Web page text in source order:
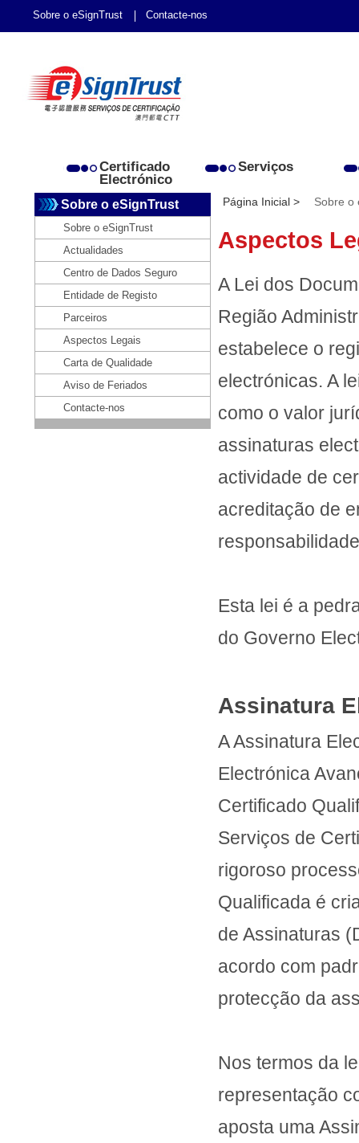
Sobre o eSignTrust Contacte-nos
Certificado
Electrónico
Serviços
Sobre o eSignTrust
Sobre o eSignTrust
Actualidades
Centro de Dados Seguro
Entidade de Registo
Parceiros
Aspectos Legais
Carta de Qualidade
Aviso de Feriados
Contacte-nos
Página Inicial > Sobre o
Aspectos
A Lei dos
Região
estabelece o
electrónicas. A
como o valor
assinaturas
actividade de
acreditação de
Esta lei é a
do Governo
Assinatura
A Assinatura
Electrónica
Certificado
Serviços de
rigoroso
Qualificada é
de Assinaturas
acordo com
protecção da
Nos termos da
representação
aposta uma